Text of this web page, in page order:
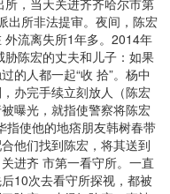
，当天关进齐齐哈尔市第
出所非法提审。夜间，陈宏
流离失所1年多。2014年
陈宏的丈夫和儿子：如果
的人都一起“收 拾”。杨中
办完手续立刻放人（陈宏
曝光，就指使警察将陈宏
指使他的地痞朋友韩树春带
他们找到陈宏，将其送到
进齐 市第一看守所。一直
10次去看守所探视，都被